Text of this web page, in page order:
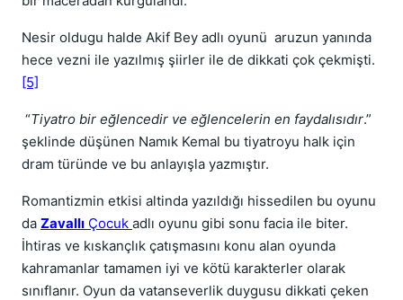
Nesir oldugu halde Akif Bey adlı oyunü aruzun yanında
hece vezni ile yazılmış şiirler ile de dikkati çok çekmişti.
[5]
“Tiyatro bir eğlencedir ve eğlencelerin en faydalısıdır.”
şeklinde düşünen Namık Kemal bu tiyatroyu halk için
dram türünde ve bu anlayışla yazmıştır.
Romantizmin etkisi altinda yazıldığı hissedilen bu oyunu
da Zavallı Çocuk adlı oyunu gibi sonu facia ile biter.
İhtiras ve kıskançlık çatışmasını konu alan oyunda
kahramanlar tamamen iyi ve kötü karakterler olarak
sınıflanır. Oyun da vatanseverlik duygusu dikkati çeken